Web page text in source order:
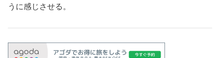
うに感じさせる。